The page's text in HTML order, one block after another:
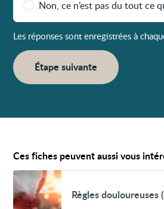
Non, ce n’est pas du tout ce
Les réponses sont enregistrées à
Étape suivante
Ces fiches peuvent aussi vous
Voir
Règles
douloureuses
(dysménorrhée)
Règles douloureuses